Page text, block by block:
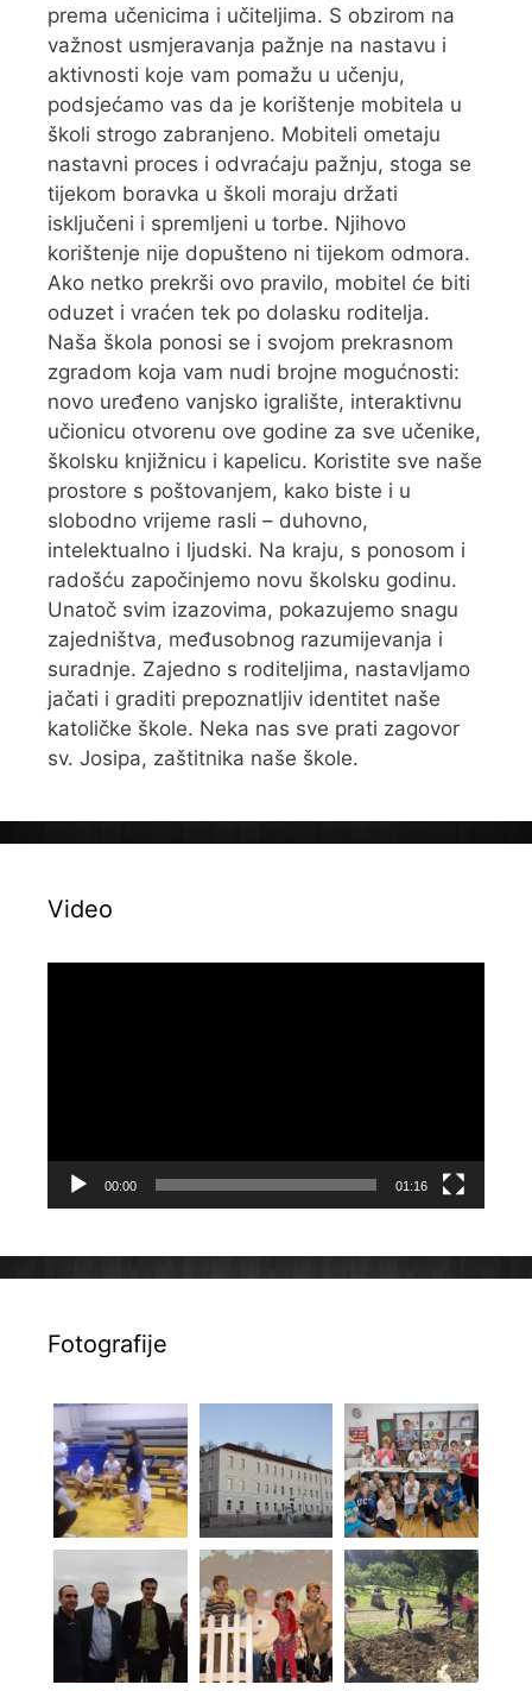
prema učenicima i učiteljima. S obzirom na
važnost usmjeravanja pažnje na nastavu i
aktivnosti koje vam pomažu u učenju,
podsjećamo vas da je korištenje mobitela u
školi strogo zabranjeno. Mobiteli ometaju
nastavni proces i odvraćaju pažnju, stoga se
tijekom boravka u školi moraju držati
isključeni i spremljeni u torbe. Njihovo
korištenje nije dopušteno ni tijekom odmora.
Ako netko prekrši ovo pravilo, mobitel će biti
oduzet i vraćen tek po dolasku roditelja.
Naša škola ponosi se i svojom prekrasnom
zgradom koja vam nudi brojne mogućnosti:
novo uređeno vanjsko igralište, interaktivnu
učionicu otvorenu ove godine za sve učenike,
školsku knjižnicu i kapelicu. Koristite sve naše
prostore s poštovanjem, kako biste i u
slobodno vrijeme rasli – duhovno,
intelektualno i ljudski. Na kraju, s ponosom i
radošću započinjemo novu školsku godinu.
Unatoč svim izazovima, pokazujemo snagu
zajedništva, međusobnog razumijevanja i
suradnje. Zajedno s roditeljima, nastavljamo
jačati i graditi prepoznatljiv identitet naše
katoličke škole. Neka nas sve prati zagovor
sv. Josipa, zaštitnika naše škole.
Video
00:00 01:16
Fotografije